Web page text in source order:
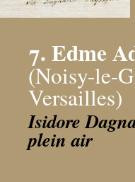
7. Edme
(Noisy-le-
Versailles)
Isidore
plein air